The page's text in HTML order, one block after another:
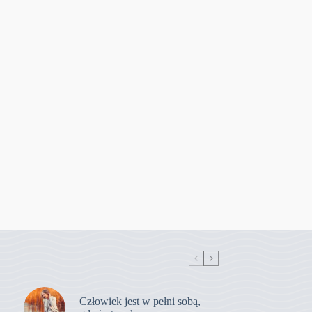
Człowiek jest w pełni sobą,